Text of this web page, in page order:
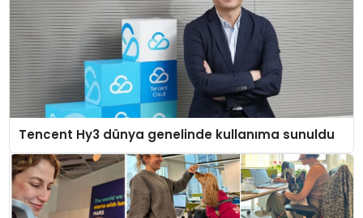
Tencent Hy3 dünya genelinde kullanıma sunuldu